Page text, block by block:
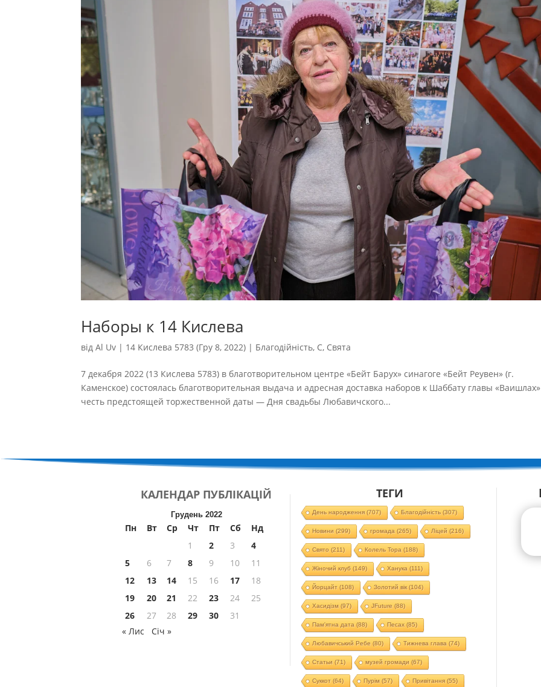
Наборы к 14 Кислева
відAl Uv | 14 Кислева 5783 (Гру 8, 2022) | Благодійність, С, Свята
7 декабря 2022 (13 Кислева 5783) в благотворительном центре «Бейт Барух» синагоге «Бейт Реувен» (г.
Каменское) состоялась благотворительная выдача и адресная доставка наборов к Шаббату главы
честь предстоящей торжественной даты — Дня свадьбы Любавичского...
КАЛЕНДАР ПУБЛІКАЦІЙ
Грудень 2022
Пн Вт Ср Чт Пт Сб
Нд
1
2 3
4
5
6 7 8 9 10
11
12
13 14 15 16 17
18
19
20 21 22 23 24
25
26
27 28 29 30
31
« Лис
Січ »
ТЕГИ
День народження(707) Благодійність (307)
Новини (299) громада (265) Ліцей (216)
Свято (211) Колель Тора (188)
Жіночий клуб (149) Ханука (111)
Йорцайт (108) Золотий вік(104)
Хасидізм (97) JFuture (88)
Пам'ятна дата (88) Песах(85)
Любавичський Ребе (80) Тижнева глава (74)
Статьи (71) музей громади (67)
Суккот (64) Пурім (57) Привітання(55)